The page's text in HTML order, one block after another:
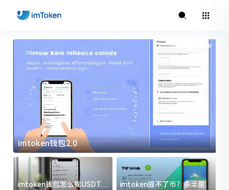
imtoken钱包2.0
imtoken钱包怎么找USDT地
imtoken提不了币？多半是这